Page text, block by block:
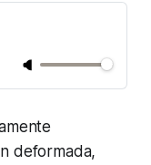
deformada,